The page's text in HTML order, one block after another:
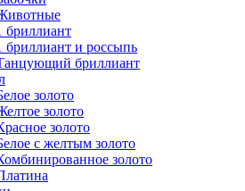
бриллиант
бриллиант и россыпь
бриллиант
золото
золото
золото
с желтым золото
золото